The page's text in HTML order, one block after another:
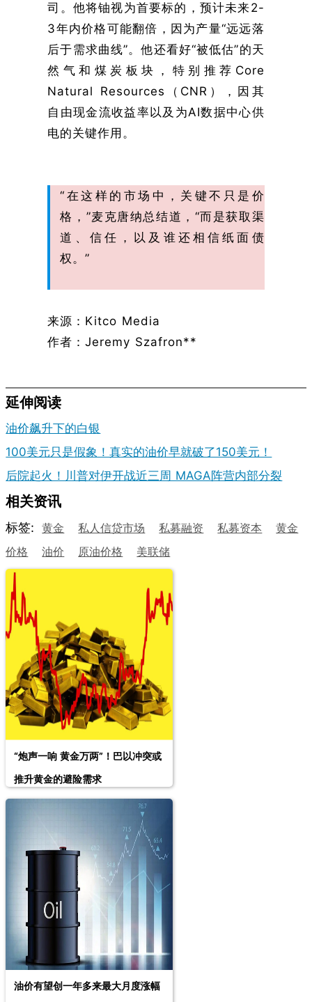
司。他将铀视为首要标的，预计未来2-
3年内价格可能翻倍，因为产量“远远落
后于需求曲线”。他还看好“被低估”的天
然气和煤炭板块，特别推荐Core
Natural Resources（CNR），因其
自由现金流收益率以及为AI数据中心供
电的关键作用。
“在这样的市场中，关键不只是价
格，”麦克唐纳总结道，“而是获取渠
道、信任，以及谁还相信纸面债
权。”
来源：Kitco Media
作者：Jeremy Szafron**
延伸阅读
油价飙升下的白银
100美元只是假象！真实的油价早就破了150美元！
后院起火！川普对伊开战近三周 MAGA阵营内部分裂
相关资讯
标签: 黄金 私人信贷市场 私募融资 私募资本
黄金
价格
油价 原油价格 美联储
“炮声一响 黄金万两”！巴以冲突或
推升黄金的避险需求
油价有望创一年多来最大月度涨幅